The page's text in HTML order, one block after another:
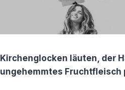
Kirchenglocken läuten, der
ungehemmtes